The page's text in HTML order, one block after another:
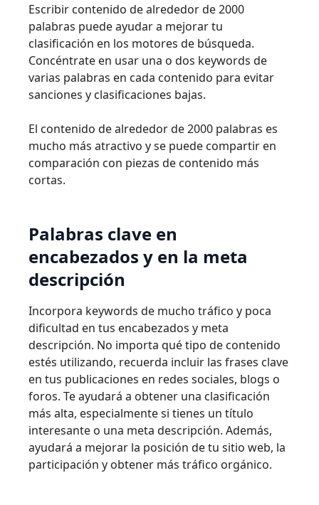
Escribir contenido de alrededor de 2000
palabras puede ayudar a mejorar tu
clasificación en los motores de búsqueda.
Concéntrate en usar una o dos keywords de
varias palabras en cada contenido para evitar
sanciones y clasificaciones bajas.
El contenido de alrededor de 2000 palabras es
mucho más atractivo y se puede compartir en
comparación con piezas de contenido más
cortas.
Palabras clave en
encabezados y en la meta
descripción
Incorpora keywords de mucho tráfico y poca
dificultad en tus encabezados y meta
descripción. No importa qué tipo de contenido
estés utilizando, recuerda incluir las frases clave
en tus publicaciones en redes sociales, blogs o
foros. Te ayudará a obtener una clasificación
más alta, especialmente si tienes un título
interesante o una meta descripción. Además,
ayudará a mejorar la posición de tu sitio web, la
participación y obtener más tráfico orgánico.